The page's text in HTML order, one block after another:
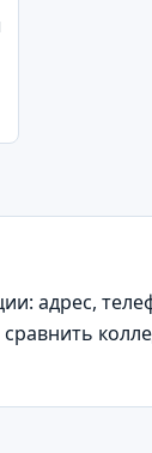
адрес,